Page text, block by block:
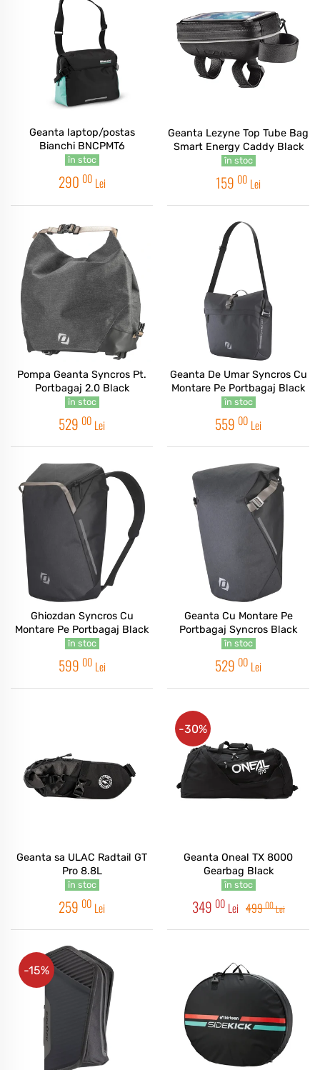
Geanta laptop/postas
Bianchi BNCPMT6
în stoc
290 00 Lei
Geanta Lezyne Top Tube Bag
Smart Energy Caddy Black
în stoc
159 00 Lei
Pompa Geanta Syncros Pt.
Portbagaj 2.0 Black
în stoc
529 00 Lei
Geanta De Umar Syncros Cu
Montare Pe Portbagaj Black
în stoc
559 00 Lei
Ghiozdan Syncros Cu
Montare Pe Portbagaj Black
în stoc
599 00 Lei
Geanta Cu Montare Pe
Portbagaj Syncros Black
în stoc
529 00 Lei
Geanta sa ULAC Radtail GT
Pro 8.8L
în stoc
259 00 Lei
Geanta Oneal TX 8000
Gearbag Black
în stoc
349 00 Lei 49900Lei
-30%
-15%